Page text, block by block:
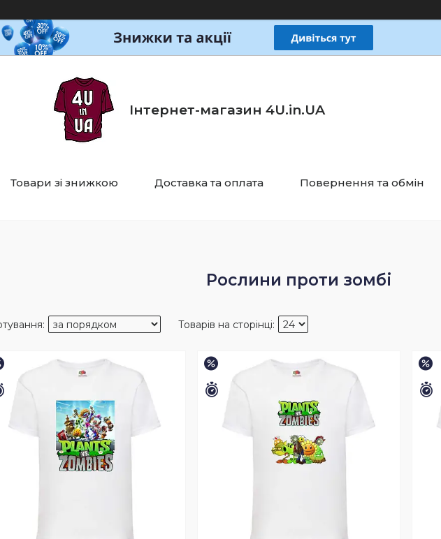
Інтернет-магазин 4U.in.UA
Товари зі знижкою Доставка та оплата Повернення та обмін
Рослини проти зомбі
Залишилось 6 днів